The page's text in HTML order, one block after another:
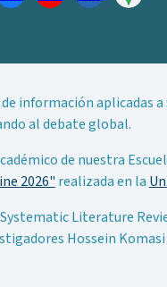
información aplicadas a
al debate global.
de nuestra
2026" realizada en la
Literature
Hossein